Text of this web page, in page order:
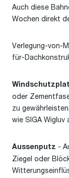
Auch diese
Wochen direkt
Verlegung-von-
für-
oder
zu
wie SIGA
Aussenputz -
Ziegel oder